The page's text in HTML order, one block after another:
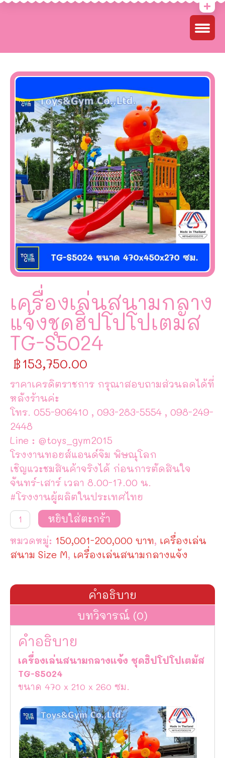
เครื่องเล่นสนามกลาง
แจ้งชุดฮิปโปโปเตมัส
TG-S5024
฿153,750.00
ราคาเครดิตราชการ กรุณาสอบถามส่วนลดได้ที่
หลังร้านค่ะ
โทร. 055-906410 , 093-283-5554 , 098-249-
2448
Line : @toys_gym2015
โรงงานทอยส์แอนด์จิม พิษณุโลก
เชิญแวะชมสินค้าจริงได้ ก่อนการตัดสินใจ
จันทร์-เสาร์ เวลา 8.00-17.00 น.
#โรงงานผู้ผลิตในประเทศไทย
จำนวน
เครื่อง
สนาม
กลาง
แจ้ง
ฮิปโปโปเตมัส
TG-
หยิบใส่ตะกร้า
หมวดหมู่: 150,001-200,000 บาท, เครื่องเล่น
สนาม Size M, เครื่องเล่นสนามกลางแจ้ง
คำอธิบาย
บทวิจารณ์ (0)
คำอธิบาย
เครื่องเล่นสนามกลางแจ้ง ชุดฮิปโปโปเตมัส
TG-S5024
ขนาด 470 x 210 x 260 ซม.